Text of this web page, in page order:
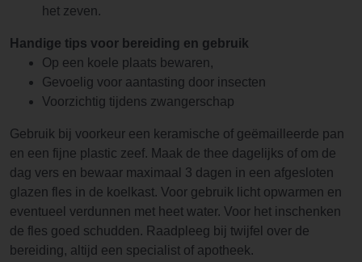
het zeven.
Handige tips voor bereiding en gebruik
Op een koele plaats bewaren,
Gevoelig voor aantasting door insecten
Voorzichtig tijdens zwangerschap
Gebruik bij voorkeur een keramische of geëmailleerde pan
en een fijne plastic zeef. Maak de thee dagelijks of om de
dag vers en bewaar maximaal 3 dagen in een afgesloten
glazen fles in de koelkast. Voor gebruik licht opwarmen en
eventueel verdunnen met heet water. Voor het inschenken
de fles goed schudden. Raadpleeg bij twijfel over de
bereiding, altijd een specialist of apotheek.